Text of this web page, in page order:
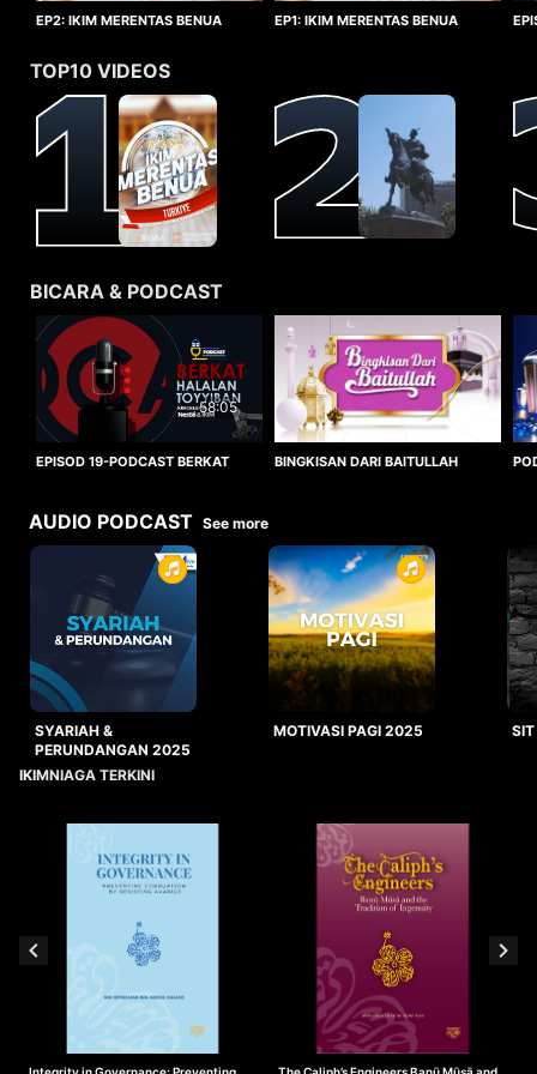
EP2: IKIM MERENTAS BENUA
EP1: IKIM MERENTAS BENUA
TOP10 VIDEOS
BICARA & PODCAST
58:05
EPISOD 19-PODCAST BERKAT
BINGKISAN DARI BAITULLAH
AUDIO PODCAST See more
SYARIAH &
PERUNDANGAN 2025
MOTIVASI PAGI 2025
IKIMNIAGA TERKINI